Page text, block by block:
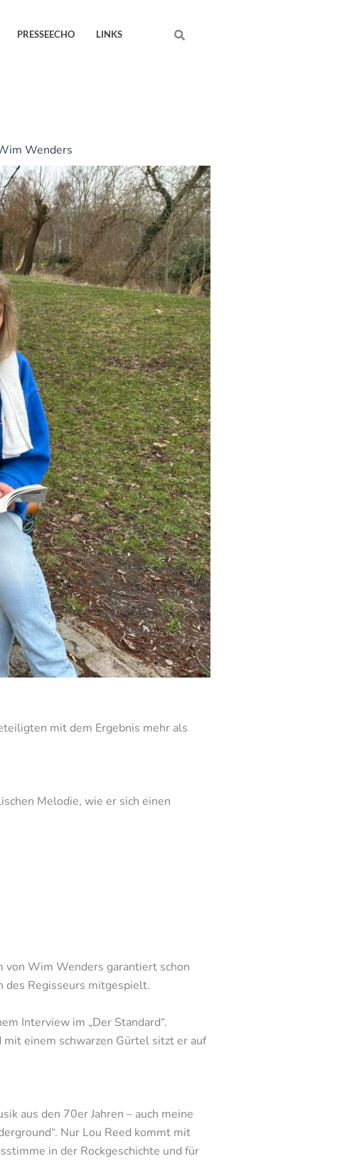
PRESSEECHO LINKS Search
Wenders
mit dem Ergebnis mehr als
Melodie, wie er sich einen
Wim Wenders garantiert schon
des Regisseurs mitgespielt.
Interview im „Der Standard“.
einem schwarzen Gürtel sitzt er auf
aus den 70er Jahren – auch meine
Nur Lou Reed kommt mit
in der Rockgeschichte und für